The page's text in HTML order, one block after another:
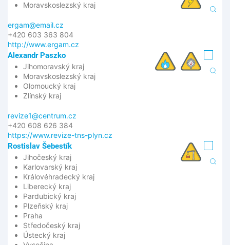
Moravskoslezský kraj
ergam@email.cz
+420 603 363 804
http://www.ergam.cz
Alexandr Paszko
Jihomoravský kraj
Moravskoslezský kraj
Olomoucký kraj
Zlínský kraj
revize1@centrum.cz
+420 608 626 384
https://www.revize-tns-plyn.cz
Rostislav Šebestík
Jihočeský kraj
Karlovarský kraj
Královéhradecký kraj
Liberecký kraj
Pardubický kraj
Plzeňský kraj
Praha
Středočeský kraj
Ústecký kraj